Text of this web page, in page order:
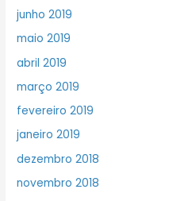
junho 2019
maio 2019
abril 2019
março 2019
fevereiro 2019
janeiro 2019
dezembro 2018
novembro 2018